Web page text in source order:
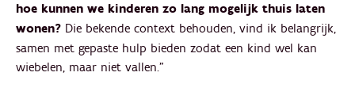
hoe kunnen we kinderen zo lang mogelijk thuis laten
wonen? Die bekende context behouden, vind ik belangrijk,
samen met gepaste hulp bieden zodat een kind wel kan
wiebelen, maar niet vallen.”